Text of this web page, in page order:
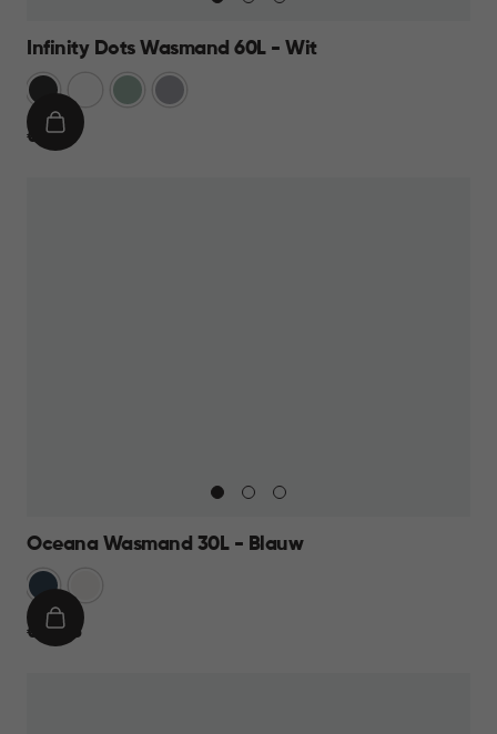
Infinity Dots Wasmand 60L - Wit
DonkergrijsGroenLicht
€
€ 19,95
IN
Oceana Wasmand 30L - Blauw
Blauw
€
€ 10,95
IN